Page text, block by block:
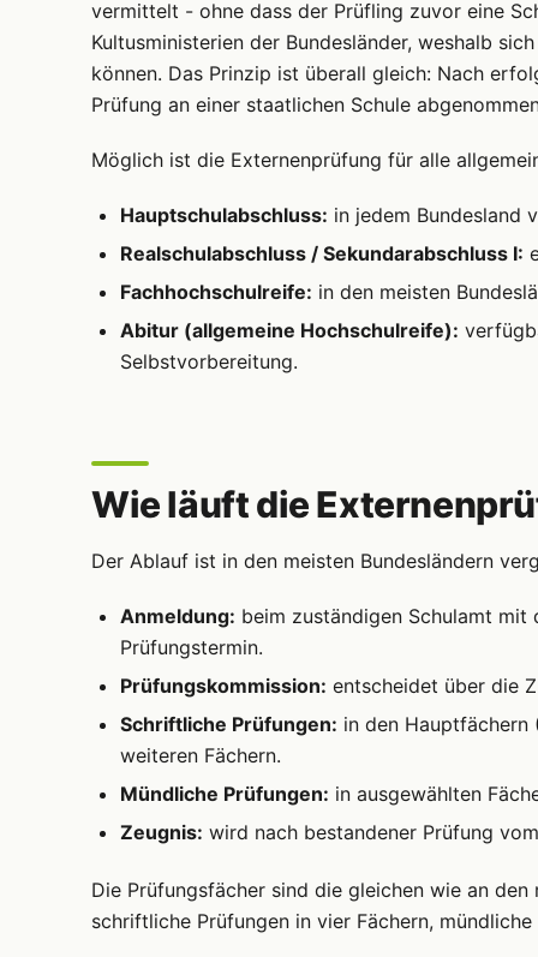
vermittelt - ohne dass der Prüfling zuvor eine
Kultusministerien der Bundesländer, weshalb
können. Das Prinzip ist überall gleich: Nach
Prüfung an einer staatlichen Schule
Möglich ist die Externenprüfung für alle
Hauptschulabschluss: in jedem Bundesland
Realschulabschluss / Sekundarabschluss I:
Fachhochschulreife: in den meisten
Abitur (allgemeine Hochschulreife):
Selbstvorbereitung.
Wie läuft die
Der Ablauf ist in den meisten Bundesländern
Anmeldung: beim zuständigen Schulamt
Prüfungstermin.
Prüfungskommission: entscheidet über die
Schriftliche Prüfungen: in den Hauptfächern
weiteren Fächern.
Mündliche Prüfungen: in ausgewählten
Zeugnis: wird nach bestandener Prüfung
Die Prüfungsfächer sind die gleichen wie an
schriftliche Prüfungen in vier Fächern,